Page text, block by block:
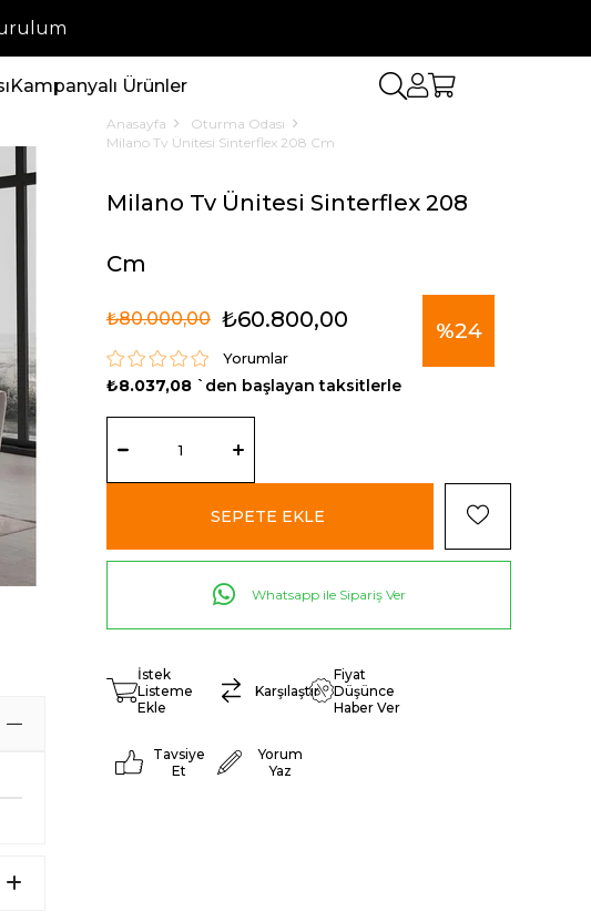
Kampanyalı Ürünler
Anasayfa
Oturma Odası
Milano Tv Ünitesi Sinterflex 208 Cm
Milano Tv Ünitesi Sinterflex 208
Cm
%24
₺80.000,00 ₺60.800,00
Yorumlar
₺8.037,08 `den başlayan taksitlerle
Whatsapp ile Sipariş Ver
İstek
Listeme
Ekle
Karşılaştır
Fiyat
Düşünce
Haber Ver
Tavsiye
Et
Yorum
Yaz